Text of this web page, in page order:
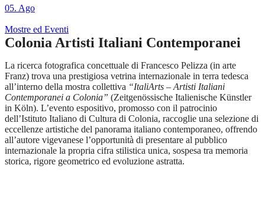
05. Ago
Mostre ed Eventi
Colonia Artisti Italiani Contemporanei
La ricerca fotografica concettuale di Francesco Pelizza (in arte
Franz) trova una prestigiosa vetrina internazionale in terra tedesca
all’interno della mostra collettiva “ItaliArts – Artisti Italiani
Contemporanei a Colonia” (Zeitgenössische Italienische Künstler
in Köln). L’evento espositivo, promosso con il patrocinio
dell’Istituto Italiano di Cultura di Colonia, raccoglie una selezione di
eccellenze artistiche del panorama italiano contemporaneo, offrendo
all’autore vigevanese l’opportunità di presentare al pubblico
internazionale la propria cifra stilistica unica, sospesa tra memoria
storica, rigore geometrico ed evoluzione astratta.